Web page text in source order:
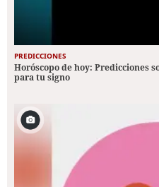
PREDICCIONES
Horóscopo de hoy: Predicciones
para tu signo